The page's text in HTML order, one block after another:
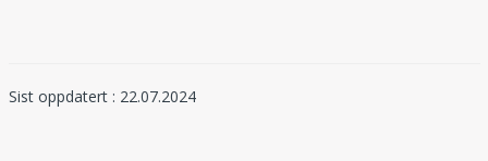
Sist oppdatert : 22.07.2024